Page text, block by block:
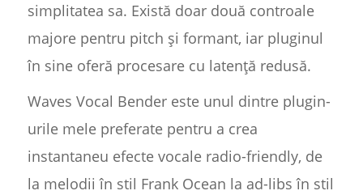
simplitatea sa. Există doar două controale
majore pentru pitch și formant, iar pluginul
în sine oferă procesare cu latență redusă.
Waves Vocal Bender este unul dintre plugin-
urile mele preferate pentru a crea
instantaneu efecte vocale radio-friendly, de
la melodii în stil Frank Ocean la ad-libs în stil